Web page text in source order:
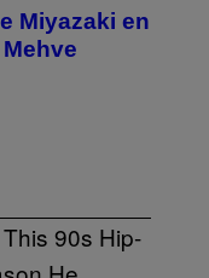
Miyazaki en